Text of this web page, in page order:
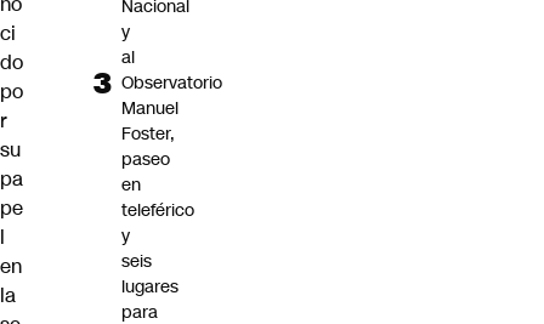
ci
do
po
r
su
pa
pe
l
en
la
Nacional
y
al
Observatorio
Manuel
Foster,
paseo
en
teleférico
y
seis
lugares
para